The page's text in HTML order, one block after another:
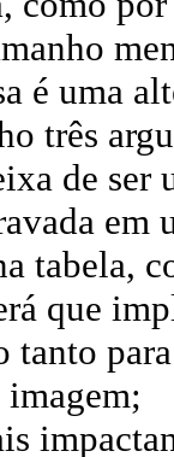
é uma
três
de ser
em
tabela,
que
tanto